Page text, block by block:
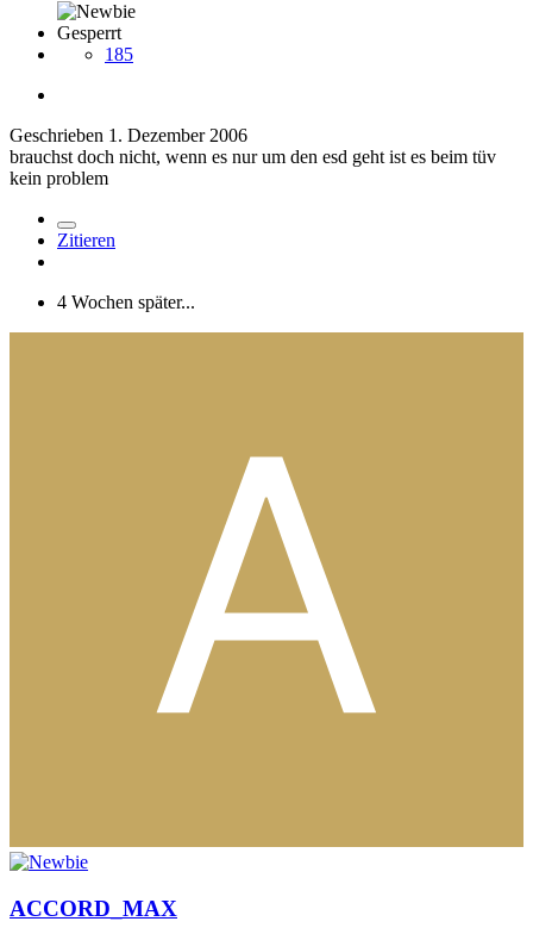
Gesperrt
185
Geschrieben 1. Dezember 2006
brauchst doch nicht, wenn es nur um den esd geht ist es beim tüv
kein problem
Zitieren
4 Wochen später...
ACCORD_MAX